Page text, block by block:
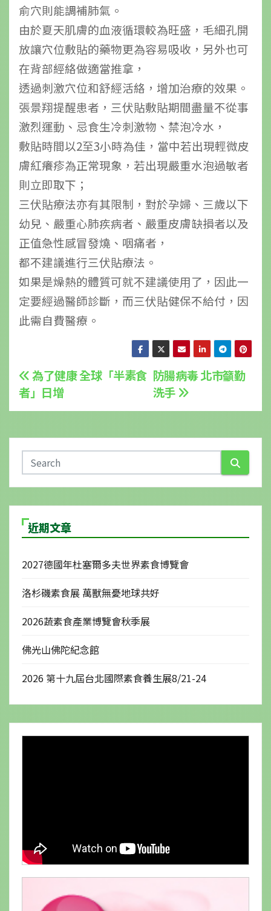
俞穴則能調補肺氣。
由於夏天肌膚的血液循環較為旺盛，毛細孔開
放讓穴位敷貼的藥物更為容易吸收，另外也可
在背部經絡做適當推拿，
透過刺激穴位和舒經活絡，增加治療的效果。
張景翔提醒患者，三伏貼敷貼期間盡量不從事
激烈運動、忌食生冷刺激物、禁泡冷水，
敷貼時間以2至3小時為佳，當中若出現輕微皮
膚紅癢疹為正常現象，若出現嚴重水泡過敏者
則立即取下；
三伏貼療法亦有其限制，對於孕婦、三歲以下
幼兒、嚴重心肺疾病者、嚴重皮膚缺損者以及
正值急性感冒發燒、咽痛者，
都不建議進行三伏貼療法。
如果是燥熱的體質可就不建議使用了，因此一
定要經過醫師診斷，而三伏貼健保不給付，因
此需自費醫療。
文
章
導
覽
防腸病毒 北市籲勤
洗手
為了健康 全球「半素食
者」日增
近期文章
2027德國年杜塞爾多夫世界素食博覽會
洛杉磯素食展 萬獸無憂地球共好
2026蔬素食產業博覽會秋季展
佛光山佛陀紀念館
2026 第十九屆台北國際素食養生展8/21-24